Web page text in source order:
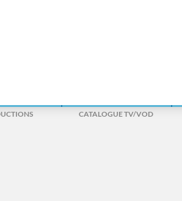
CATALOGUE TV/VOD